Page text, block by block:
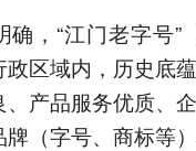
确，“江门老字号
政区域内，历史底
产品服务优质、
（字号、商标等）